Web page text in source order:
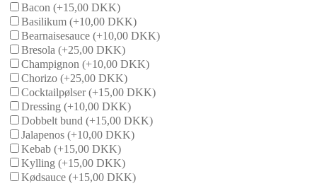
Bacon (+15,00 DKK)
Basilikum (+10,00 DKK)
Bearnaisesauce (+10,00 DKK)
Bresola (+25,00 DKK)
Champignon (+10,00 DKK)
Chorizo (+25,00 DKK)
Cocktailpølser(+15,00 DKK)
Dressing (+10,00 DKK)
Dobbelt bund (+15,00 DKK)
Jalapenos (+10,00 DKK)
Kebab (+15,00 DKK)
Kylling (+15,00 DKK)
Kødsauce (+15,00 DKK)